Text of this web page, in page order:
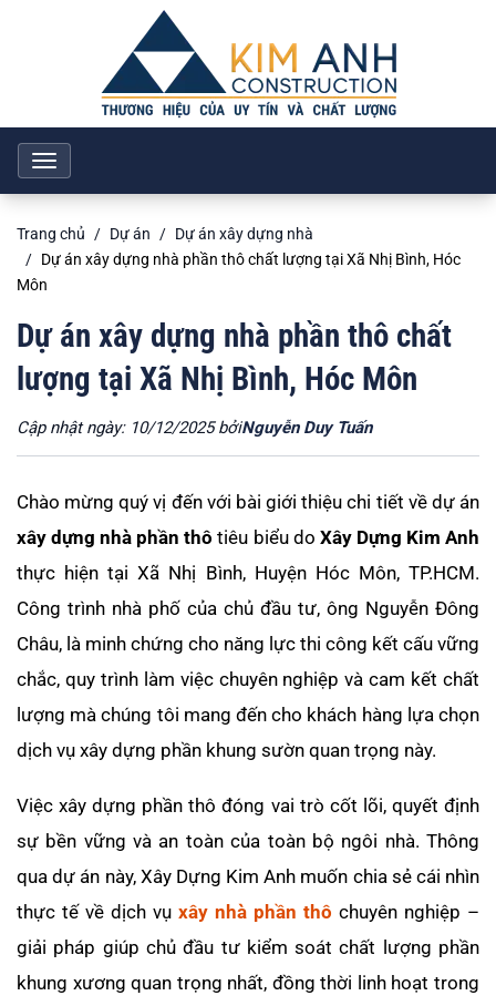
Toggle
navigation
Trang chủ Dự án
Dự án xây dựng nhà
Dự án xây dựng nhà phần thô chất lượng tại Xã Nhị Bình, Hóc
Môn
Dự án xây dựng nhà phần thô chất
lượng tại Xã Nhị Bình, Hóc Môn
Cập nhật ngày: 10/12/2025 bởiNguyễn Duy Tuấn
Chào mừng quý vị đến với bài giới thiệu chi tiết về dự án
xây dựng nhà phần thô tiêu biểu do Xây Dựng Kim Anh
thực hiện tại Xã Nhị Bình, Huyện Hóc Môn, TP.HCM.
Công trình nhà phố của chủ đầu tư, ông Nguyễn Đông
Châu, là minh chứng cho năng lực thi công kết cấu vững
chắc, quy trình làm việc chuyên nghiệp và cam kết chất
lượng mà chúng tôi mang đến cho khách hàng lựa chọn
dịch vụ xây dựng phần khung sườn quan trọng này.
Việc xây dựng phần thô đóng vai trò cốt lõi, quyết định
sự bền vững và an toàn của toàn bộ ngôi nhà. Thông
qua dự án này, Xây Dựng Kim Anh muốn chia sẻ cái nhìn
thực tế về dịch vụ xây nhà phần thô chuyên nghiệp –
giải pháp giúp chủ đầu tư kiểm soát chất lượng phần
khung xương quan trọng nhất, đồng thời linh hoạt trong